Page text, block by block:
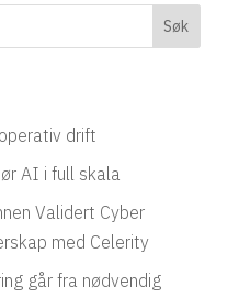
Søk
drift
AI i full skala
Validert Cyber
med Celerity
går fra nødvendig